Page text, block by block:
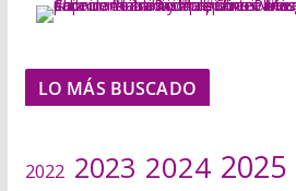
LO MÁS BUSCADO
2022 2023 2024 2025